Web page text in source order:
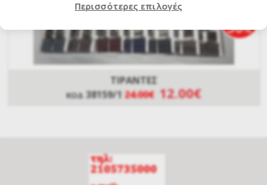
50%
ΤΙΡΑΝΤΕΣ
ΚΩΔ 38159/124.00€ 12.00€
Περισσότερες επιλογές